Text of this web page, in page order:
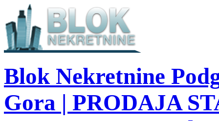
Blok Nekretnine
Gora | PRODAJA